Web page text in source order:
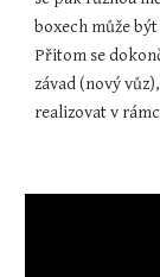
boxech může
Přitom se
závad (nový
realizovat v